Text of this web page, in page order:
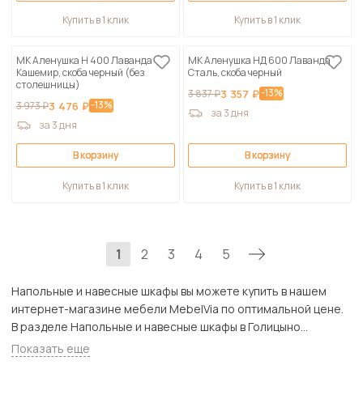
Купить в 1 клик Купить в 1 клик
МК Аленушка Н 400 Лаванда
Кашемир, скоба черный (без
столешницы)
3 973 ₽3 476 ₽-13%
за 3 дня
В корзину
Купить в 1 клик
МК Аленушка НД 600 Лаванда
Сталь, скоба черный
3 837 ₽3 357 ₽-13%
за 3 дня
В корзину
Купить в 1 клик
1 2 3 4 5
Напольные и навесные шкафы вы можете купить в нашем
интернет-магазине мебели MebelVia по оптимальной цене.
В разделе Напольные и навесные шкафы в Голицыно
представлен широкий ассортимент товаров с доставкой в
Москве и Подмосковью, включая Голицыно. Всего товаров в
Показать еще